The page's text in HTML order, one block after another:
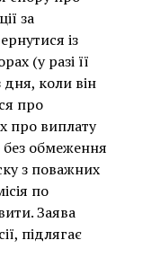
за
із
(у разі її
коли він
про
про виплату
без обмеження
з поважних
по
Заява
підлягає